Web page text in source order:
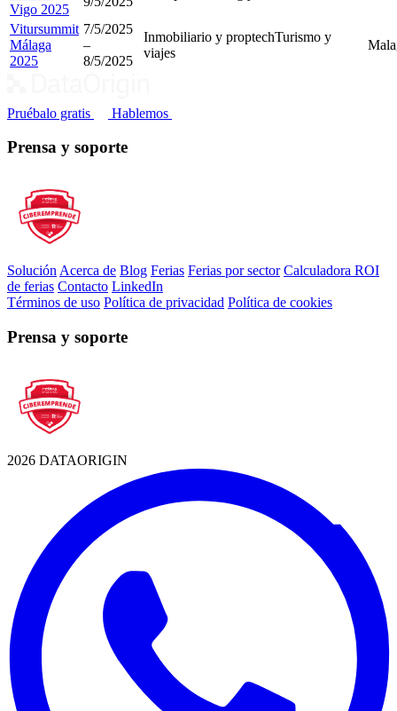
Vigo 2025
Vitursummit
Málaga
2025
7/5/2025
–
8/5/2025
Inmobiliario y proptechTurismo y
viajes
Pruébalo gratis Hablemos
Prensa y soporte
Solución Acerca de Blog Ferias Ferias por sector Calculadora ROI
de ferias Contacto LinkedIn
Términos de uso Política de privacidad Política de cookies
Prensa y soporte
2026 DATAORIGIN